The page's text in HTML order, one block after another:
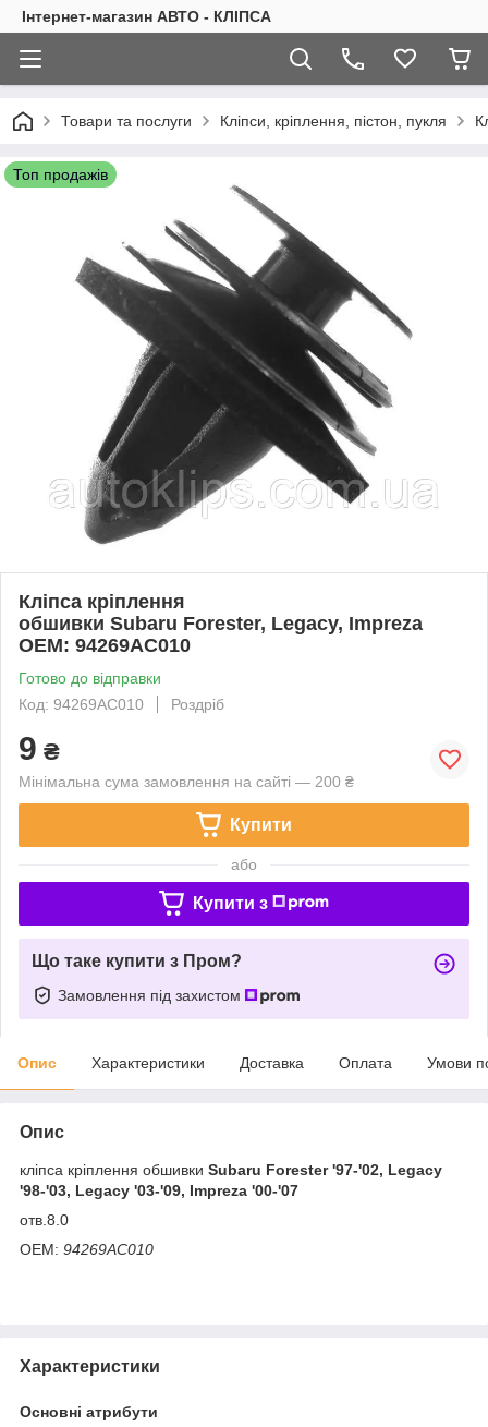
Інтернет-магазин АВТО - КЛІПСА
Товари та послуги Кліпси, кріплення, пістон, пукля
Топ продажів
Кліпса кріплення
обшивки Subaru Forester, Legacy, Impreza
ОЕМ: 94269AC010
Готово до відправки
Код: 94269AC010
Роздріб
9 ₴
Мінімальна сума замовлення на сайті — 200 ₴
Купити
або
Купити з
Що таке купити з Пром?
Замовлення під захистом
Опис Характеристики Доставка Оплата Умови
Опис
кліпса кріплення обшивки Subaru Forester '97-'02, Legacy
'98-'03, Legacy '03-'09, Impreza '00-'07
отв.8.0
OEM: 94269AC010
Характеристики
Основні атрибути